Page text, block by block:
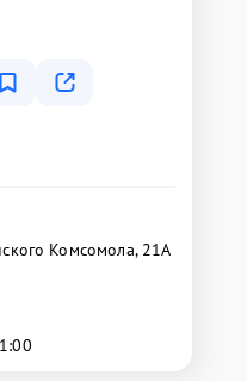
Комсомола, 21А